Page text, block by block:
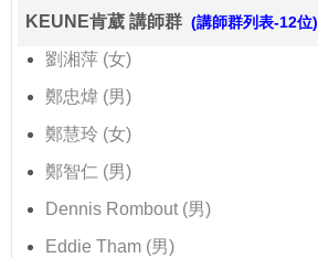
KEUNE肯葳 講師群 (講師群列表-12位)
劉湘萍 (女)
鄭忠煒 (男)
鄭慧玲 (女)
鄭智仁 (男)
Dennis Rombout (男)
Eddie Tham (男)